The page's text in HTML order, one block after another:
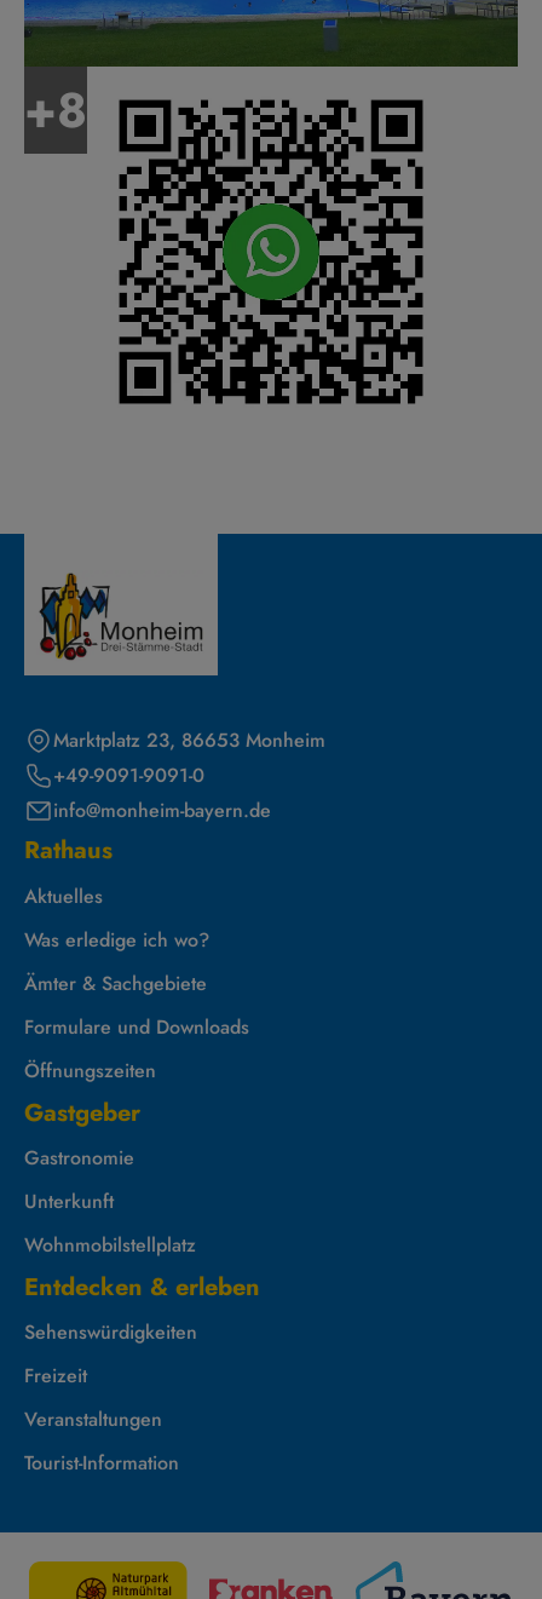
Marktplatz 23, 86653 Monheim
+49-9091-9091-0
info@monheim-bayern.de
Rathaus
Aktuelles
Was erledige ich wo?
Ämter & Sachgebiete
Formulare und Downloads
Öffnungszeiten
Gastgeber
Gastronomie
Unterkunft
Wohnmobilstellplatz
Entdecken & erleben
Sehenswürdigkeiten
Freizeit
Veranstaltungen
Tourist-Information